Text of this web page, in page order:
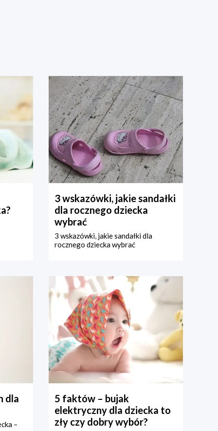
3 wskazówki, jakie sandałki
dla rocznego dziecka
wybrać
3 wskazówki, jakie sandałki dla
rocznego dziecka wybrać
dla
–
5 faktów – bujak
elektryczny dla dziecka to
zły czy dobry wybór?